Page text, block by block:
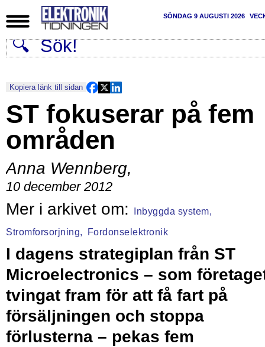
SÖNDAG 9 AUGUSTI 2026
Kopiera länk till sidan
ST fokuserar på fem
områden
Anna Wennberg,
10 december 2012
Inbyggda system,
Stromforsorjning, Fordonselektronik
I dagens strategiplan från ST
Microelectronics – som
tvingat fram för att få fart på
försäljningen och stoppa
förlusterna – pekas fem